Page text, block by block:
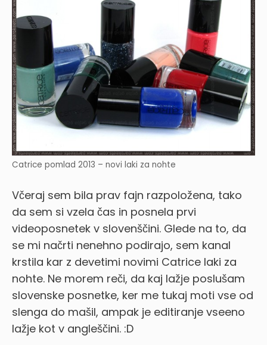
Catrice pomlad 2013 – novi laki za nohte
Včeraj sem bila prav fajn razpoložena, tako
da sem si vzela čas in posnela prvi
videoposnetek v slovenščini. Glede na to, da
se mi načrti nenehno podirajo, sem kanal
krstila kar z devetimi novimi Catrice laki za
nohte. Ne morem reči, da kaj lažje poslušam
slovenske posnetke, ker me tukaj moti vse od
slenga do mašil, ampak je editiranje vseeno
lažje kot v angleščini. :D